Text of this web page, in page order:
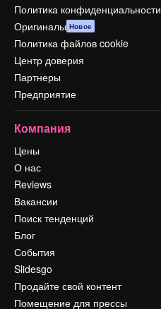
Политика конфиденциальности
Оригиналы Новое
Политика файлов cookie
Центр доверия
Партнеры
Предприятие
Компания
Цены
О нас
Reviews
Вакансии
Поиск тенденций
Блог
События
Slidesgo
Продайте свой контент
Помещение для прессы